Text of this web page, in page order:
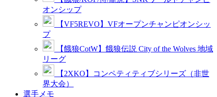
オンシップ
【VF5REVO】VFオープンチャンピオンシッ
プ
【餓狼CotW】餓狼伝説 City of the Wolves 地域
リーグ
【2XKO】コンペティティブシリーズ（非世
界大会）
選手メモ